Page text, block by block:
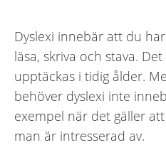
Dyslexi innebär att du
läsa, skriva och stava.
upptäckas i tidig ålder.
behöver dyslexi inte
exempel när det gäller
man är intresserad av.